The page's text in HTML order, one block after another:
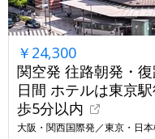
￥24,300
関空発 往路朝発・
日間 ホテルは東京
歩5分以内
大阪・関西国際発／東京・日